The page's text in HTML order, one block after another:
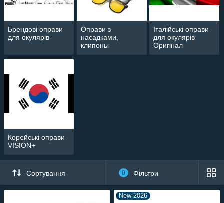
Брендові оправи
для окулярів
Оправи з
насадками,
клипоны
Італійські оправи
для окулярів
Оригінал
Корейські оправи
VISION+
Сортування 0 Фільтри
New 2026